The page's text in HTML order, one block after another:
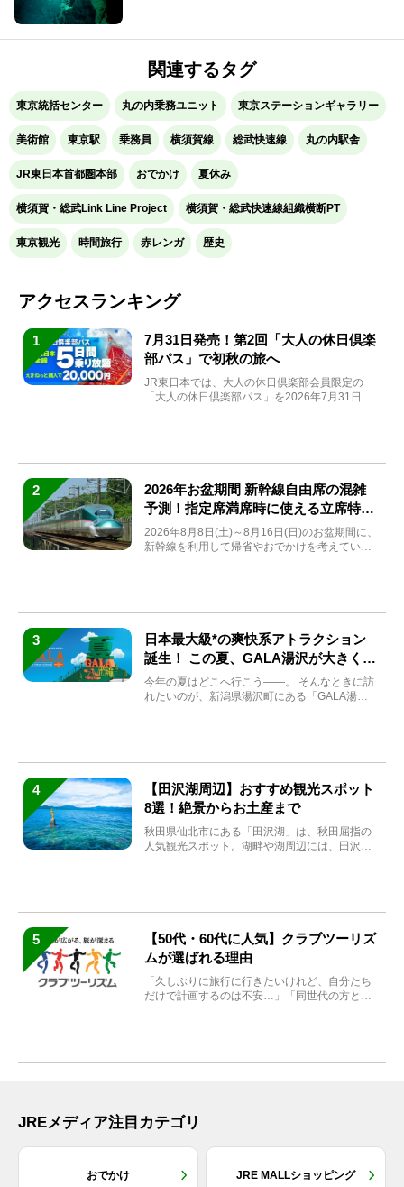
関連するタグ
東京統括センター 丸の内乗務ユニット 東京ステーションギャラリー
美術館 東京駅 乗務員 横須賀線 総武快速線 丸の内駅舎
JR東日本首都圏本部 おでかけ 夏休み
横須賀・総武Link Line Project 横須賀・総武快速線組織横断PT
東京観光 時間旅行 赤レンガ 歴史
アクセスランキング
1
7月31日発売！第2回「大人の休日倶楽
部パス」で初秋の旅へ
JR東日本では、大人の休日倶楽部会員限定の
「大人の休日倶楽部パス」を2026年7月31日
2
2026年お盆期間 新幹線自由席の混雑
予測！指定席満席時に使える立席特急
券も解説
2026年8月8日(土)～8月16日(日)のお盆期間に、
新幹線を利用して帰省やおでかけを考えている
3
日本最大級*の爽快系アトラクション
誕生！ この夏、GALA湯沢が大きく生
まれ変わる
今年の夏はどこへ行こう――。 そんなときに訪
れたいのが、新潟県湯沢町にある「GALA湯
4
【田沢湖周辺】おすすめ観光スポット
8選！絶景からお土産まで
秋田県仙北市にある「田沢湖」は、秋田屈指の
人気観光スポット。湖畔や湖周辺には、田沢湖
5
【50代・60代に人気】クラブツーリズ
ムが選ばれる理由
「久しぶりに旅行に行きたいけれど、自分たち
だけで計画するのは不安…」「同世代の方と気
JREメディア注目カテゴリ
おでかけ JRE MALLショッピング